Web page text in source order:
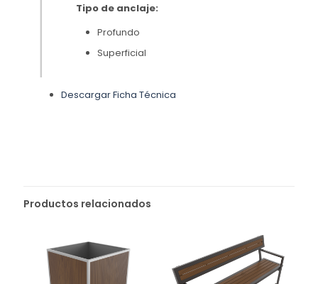
Tipo de anclaje:
Profundo
Superficial
Descargar Ficha Técnica
Productos relacionados